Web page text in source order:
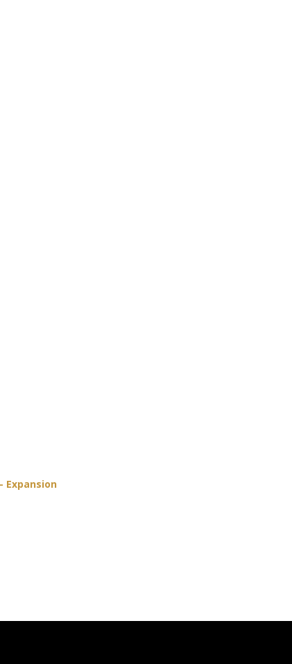
Expansion